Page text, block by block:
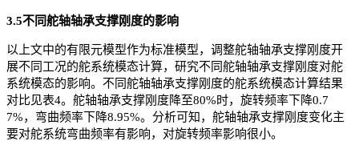
3.5不同舵轴轴承支撑刚度的影响
以上文中的有限元模型作为标准模型，调整舵轴轴承支撑刚度开
展不同工况的舵系统模态计算，研究不同舵轴轴承支撑刚度对舵
系统模态的影响。不同舵轴轴承支撑刚度的舵系统模态计算结果
对比见表4。舵轴轴承支撑刚度降至80%时，旋转频率下降0.7
7%，弯曲频率下降8.95%。分析可知，舵轴轴承支撑刚度变化主
要对舵系统弯曲频率有影响，对旋转频率影响很小。